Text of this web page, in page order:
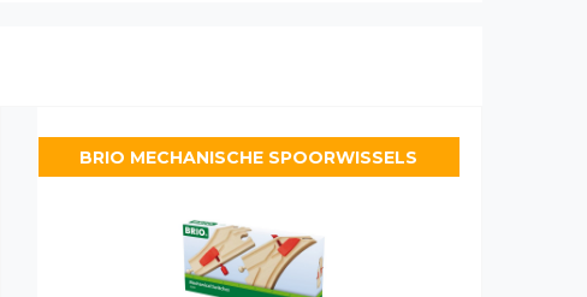
BRIO MECHANISCHE SPOORWISSELS